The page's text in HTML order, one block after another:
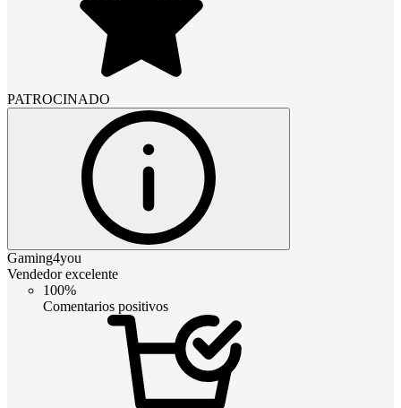
PATROCINADO
Gaming4you
Vendedor excelente
100%
Comentarios positivos